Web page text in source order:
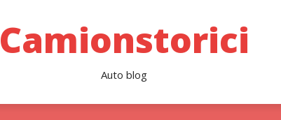
Camionstorici
Auto blog